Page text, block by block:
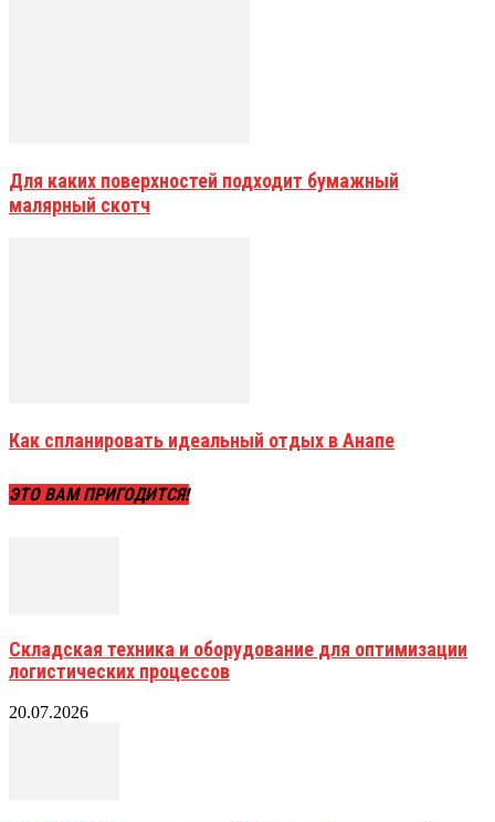
Для каких поверхностей подходит бумажный
малярный скотч
Как спланировать идеальный отдых в Анапе
ЭТО ВАМ ПРИГОДИТСЯ!
Складская техника и оборудование для оптимизации
логистических процессов
20.07.2026